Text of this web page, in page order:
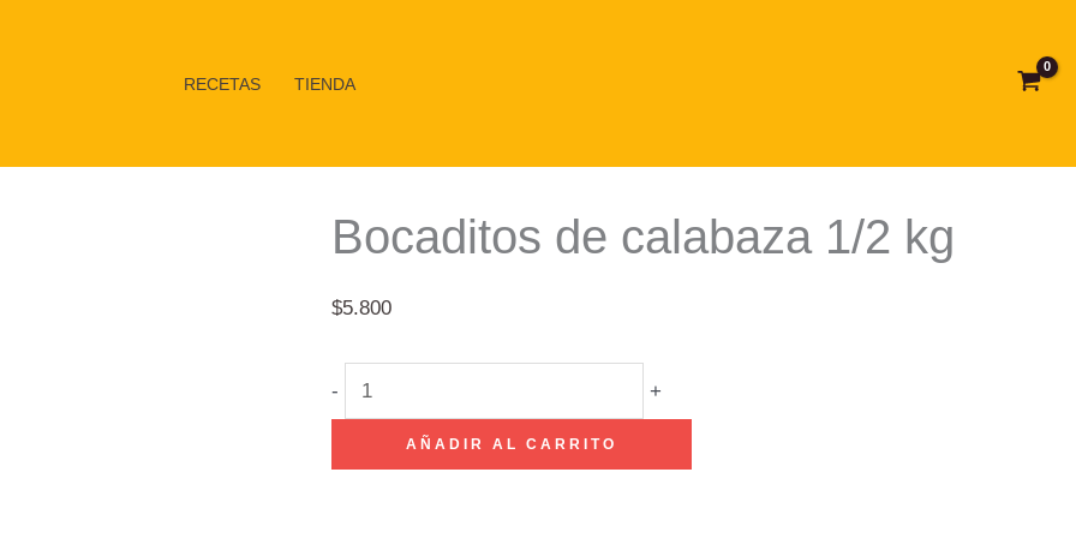
RECETAS TIENDA
Bocaditos de calabaza 1/2 kg
$5.800
-
Bocaditos
de
calabaza
+
AÑADIR AL CARRITO